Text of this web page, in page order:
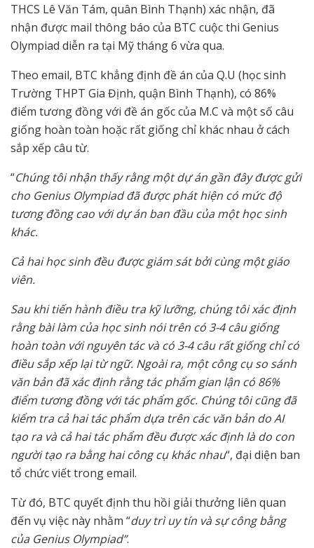
THCS Lê Văn Tám, quân Bình Thạnh) xác nhận, đã
nhận được mail thông báo của BTC cuộc thi Genius
Olympiad diễn ra tại Mỹ tháng 6 vừa qua.
Theo email, BTC khẳng định đề án của Q.U (học sinh
Trường THPT Gia Định, quận Bình Thạnh), có 86%
điểm tương đồng với đề án gốc của M.C và một số câu
giống hoàn toàn hoặc rất giống chỉ khác nhau ở cách
sắp xếp câu từ.
“Chúng tôi nhận thấy rằng một dự án gần đây được gửi
cho Genius Olympiad đã được phát hiện có mức độ
tương đồng cao với dự án ban đầu của một học sinh
khác.
Cả hai học sinh đều được giám sát bởi cùng một giáo
viên.
Sau khi tiến hành điều tra kỹ lưỡng, chúng tôi xác định
rằng bài làm của học sinh nói trên có 3-4 câu giống
hoàn toàn với nguyên tác và có 3-4 câu rất giống chỉ có
điều sắp xếp lại từ ngữ. Ngoài ra, một công cụ so sánh
văn bản đã xác định rằng tác phẩm gian lận có 86%
điểm tương đồng với tác phẩm gốc. Chúng tôi cũng đã
kiểm tra cả hai tác phẩm dựa trên các văn bản do AI
tạo ra và cả hai tác phẩm đều được xác định là do con
người tạo ra bằng hai công cụ khác nhau“, đại diện ban
tổ chức viết trong email.
Từ đó, BTC quyết định thu hồi giải thưởng liên quan
đến vụ việc này nhằm “duy trì uy tín và sự công bằng
của Genius Olympiad”.